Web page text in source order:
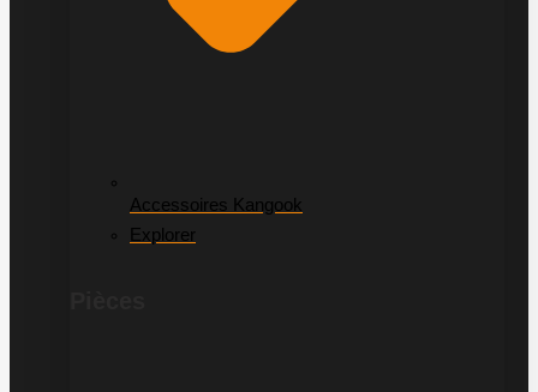
Accessoires Kangook
Explorer